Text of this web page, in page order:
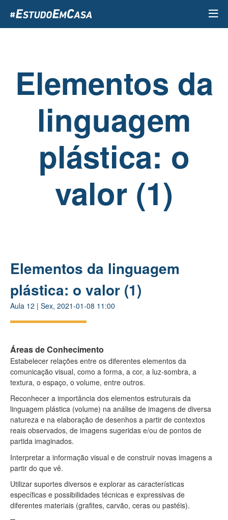
para
o
Elementos da
linguagem
plástica: o
valor (1)
Elementos da linguagem
plástica: o valor (1)
Aula 12 | Sex, 2021-01-08 11:00
Áreas de Conhecimento
Estabelecer relações entre os diferentes elementos da
comunicação visual, como a forma, a cor, a luz-sombra, a
textura, o espaço, o volume, entre outros.
Reconhecer a importância dos elementos estruturais da
linguagem plástica (volume) na análise de imagens de diversa
natureza e na elaboração de desenhos a partir de contextos
reais observados, de imagens sugeridas e/ou de pontos de
partida imaginados.
Interpretar a informação visual e de construir novas imagens a
partir do que vê.
Utilizar suportes diversos e explorar as características
específicas e possibilidades técnicas e expressivas de
diferentes materiais (grafites, carvão, ceras ou pastéis).